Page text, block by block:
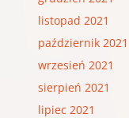
listopad 2021
październik 2021
wrzesień 2021
sierpień 2021
lipiec 2021